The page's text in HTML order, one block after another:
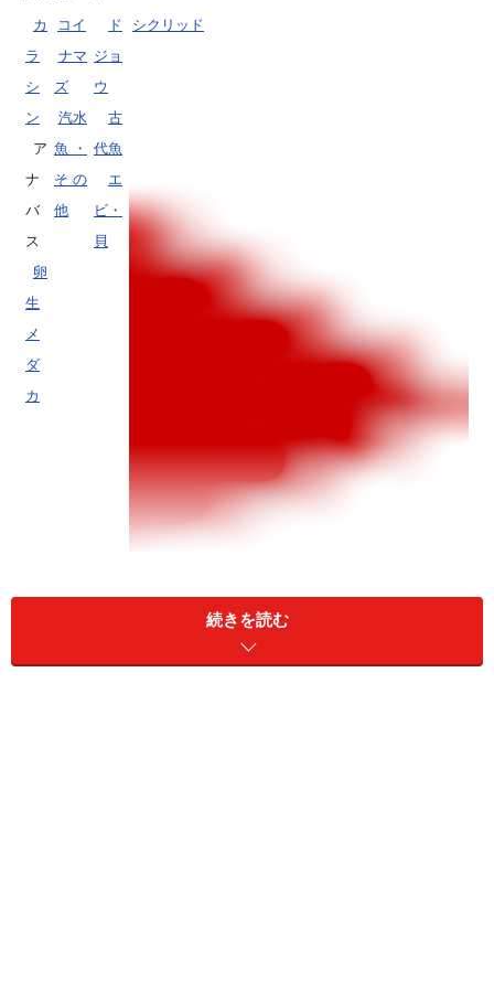
カ
ラ
シ
ン
ア
ナ
バ
ス
卵
生
メ
ダ
カ
コイ
ナマ
ズ
汽水
魚・
その
他
ド
ジョ
ウ
古
代魚
エ
ビ・
貝
シクリッド
続きを読む